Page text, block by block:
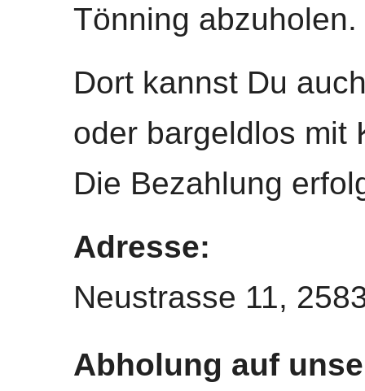
Tönning abzuholen.
Dort kannst Du
oder bargeldlos mit
Die Bezahlung
Adresse:
Neustrasse 11,
Abholung auf